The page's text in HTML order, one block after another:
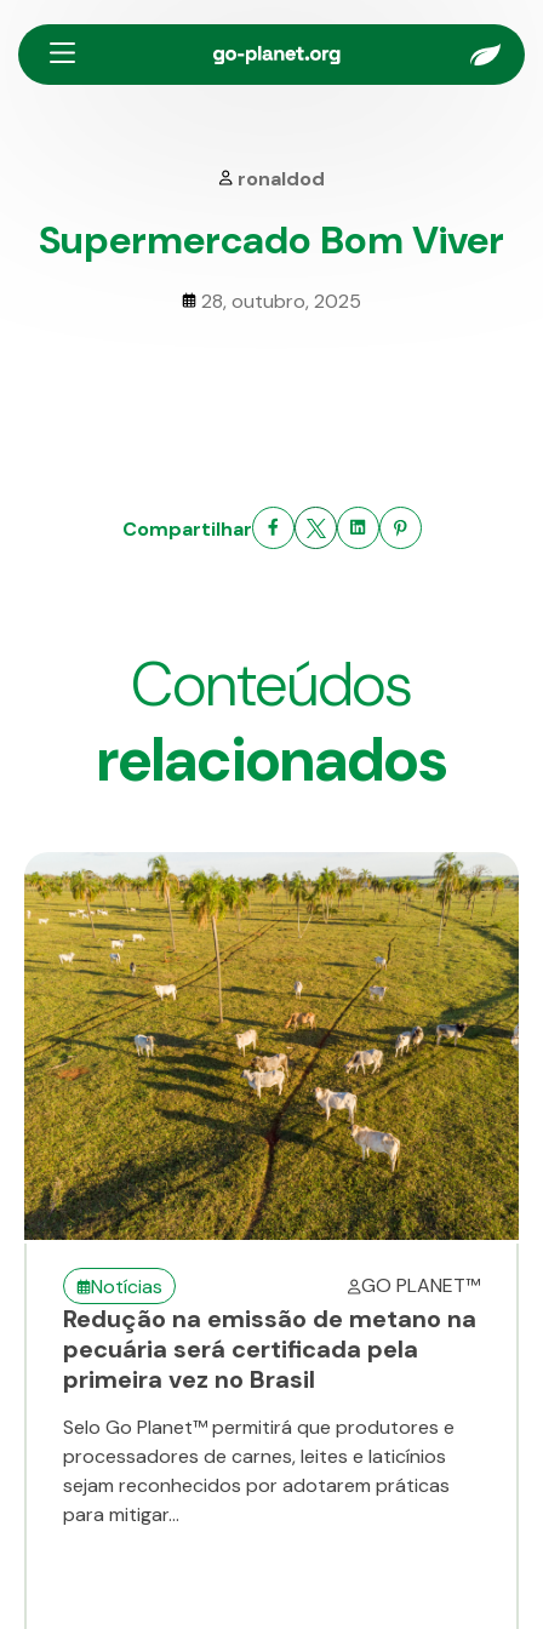
Menu
ronaldod
Supermercado Bom Viver
28, outubro, 2025
Compartilhar
Conteúdos
relacionados
Notícias GO PLANET™
Redução na emissão de metano na
pecuária será certificada pela
primeira vez no Brasil
Selo Go Planet™ permitirá que produtores e
processadores de carnes, leites e laticínios
sejam reconhecidos por adotarem práticas
para mitigar...